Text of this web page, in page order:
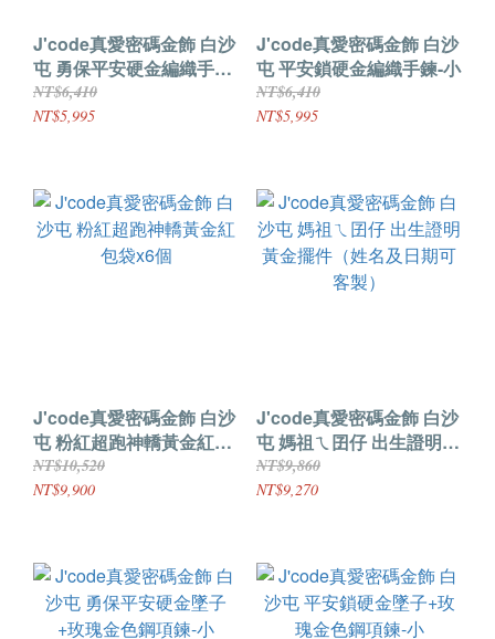
J'code真愛密碼金飾 白沙
屯 勇保平安硬金編織手鍊-
小
NT$6,410
NT$5,995
J'code真愛密碼金飾 白沙
屯 平安鎖硬金編織手鍊-小
NT$6,410
NT$5,995
J'code真愛密碼金飾 白沙
屯 粉紅超跑神轎黃金紅包
袋x6個
NT$10,520
NT$9,900
J'code真愛密碼金飾 白沙
屯 媽祖ㄟ囝仔 出生證明
黃金擺件（姓名及日期可
客製）
NT$9,860
NT$9,270